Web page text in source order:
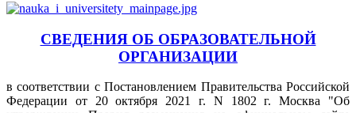
СВЕДЕНИЯ ОБ ОБРАЗОВАТЕЛЬНОЙ
ОРГАНИЗАЦИИ
в соответствии с Постановлением Правительства Российской
Федерации от 20 октября 2021 г. N 1802 г. Москва "Об